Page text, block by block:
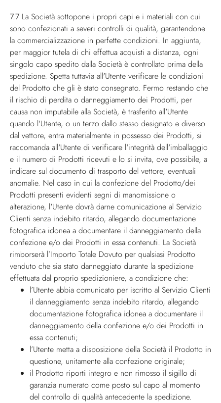
7.7 La Società sottopone i propri capi e i materiali con cui
sono confezionati a severi controlli di qualità, garantendone
la commercializzazione in perfette condizioni. In aggiunta,
per maggior tutela di chi effettua acquisti a distanza, ogni
singolo capo spedito dalla Società è controllato prima della
spedizione. Spetta tuttavia all'Utente verificare le condizioni
del Prodotto che gli è stato consegnato. Fermo restando che
il rischio di perdita o danneggiamento dei Prodotti, per
causa non imputabile alla Società, è trasferito all'Utente
quando l'Utente, o un terzo dallo stesso designato e diverso
dal vettore, entra materialmente in possesso dei Prodotti, si
raccomanda all'Utente di verificare l'integrità dell'imballaggio
e il numero di Prodotti ricevuti e lo si invita, ove possibile, a
indicare sul documento di trasporto del vettore, eventuali
anomalie. Nel caso in cui la confezione del Prodotto/dei
Prodotti presenti evidenti segni di manomissione o
alterazione, l'Utente dovrà darne comunicazione al Servizio
Clienti senza indebito ritardo, allegando documentazione
fotografica idonea a documentare il danneggiamento della
confezione e/o dei Prodotti in essa contenuti. La Società
rimborserà l’Importo Totale Dovuto per qualsiasi Prodotto
venduto che sia stato danneggiato durante la spedizione
effettuata dal proprio spedizioniere, a condizione che:
l’Utente abbia comunicato per iscritto al Servizio Clienti
il danneggiamento senza indebito ritardo, allegando
documentazione fotografica idonea a documentare il
danneggiamento della confezione e/o dei Prodotti in
essa contenuti;
l’Utente metta a disposizione della Società il Prodotto in
questione, unitamente alla confezione originale;
il Prodotto riporti integro e non rimosso il sigillo di
garanzia numerato come posto sul capo al momento
del controllo di qualità antecedente la spedizione.